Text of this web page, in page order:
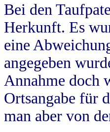
Bei den
Herkunft. Es
eine
angegeben
Annahme doch
Ortsangabe für
man aber von